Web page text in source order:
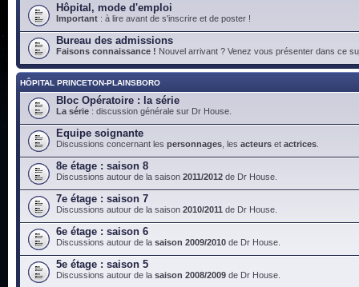
Hôpital, mode d'emploi
Important : à lire avant de s'inscrire et de poster !
Bureau des admissions
Faisons connaissance ! Nouvel arrivant ? Venez vous présenter dans ce
HÔPITAL PRINCETON-PLAINSBORO
Bloc Opératoire : la série
La série : discussion générale sur Dr House.
Equipe soignante
Discussions concernant les personnages , les acteurs et actrices
8e étage : saison 8
Discussions autour de la saison 2011/2012 de Dr House.
7e étage : saison 7
Discussions autour de la saison 2010/2011 de Dr House.
6e étage : saison 6
Discussions autour de la saison 2009/2010 de Dr House.
5e étage : saison 5
Discussions autour de la saison 2008/2009 de Dr House.